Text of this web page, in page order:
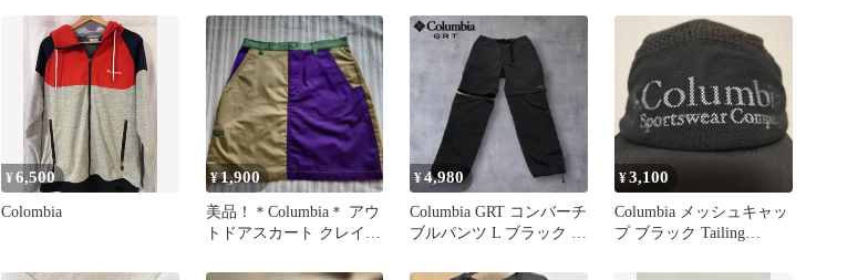
¥6,500
Colombia
¥1,900
美品！＊Columbia＊ アウ
トドアスカート クレイジ
¥4,980
Columbia GRT コンバーチ
ブルパンツ L ブラック シ
¥3,100
Columbia メッシュキャッ
プ ブラック Tailing